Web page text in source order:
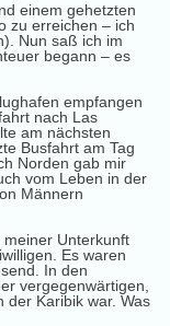
einem gehetzten
zu erreichen – ich
Nun saß ich im
begann – es
empfangen
nach Las
am nächsten
Busfahrt am Tag
Norden gab mir
vom Leben in der
Männern
Unterkunft
Es waren
In den
vergegenwärtigen,
der Karibik war. Was